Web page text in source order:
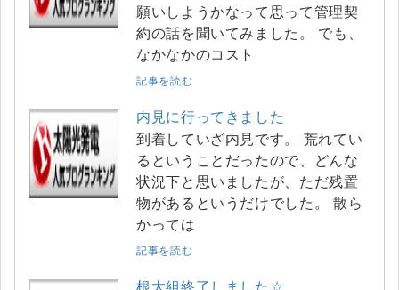
願いしようかなって思って管理契
約の話を聞いてみました。 でも、
なかなかのコスト
記事を読む
内見に行ってきました
到着していざ内見です。 荒れてい
るということだったので、どんな
状況下と思いましたが、ただ残置
物があるというだけでした。 散ら
かっては
記事を読む